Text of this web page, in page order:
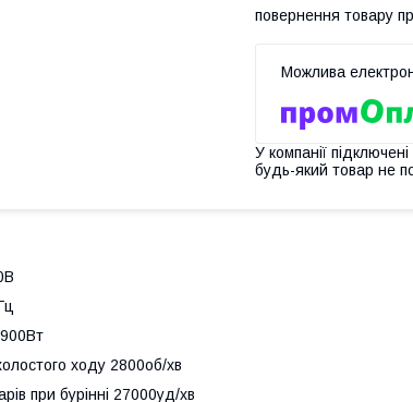
повернення товару
У компанії
будь-який товар не
ходу 2800об/хв
при бурінні 27000уд/хв